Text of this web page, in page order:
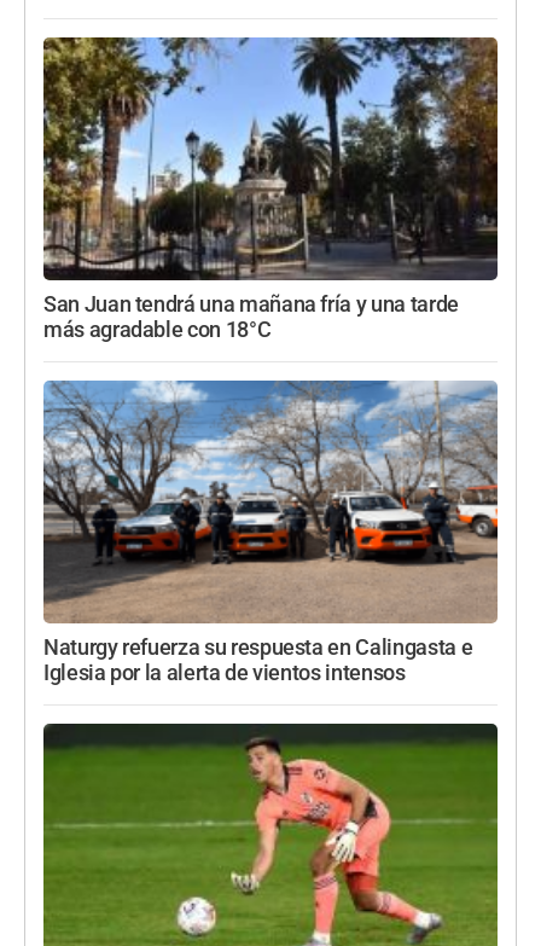
San Juan tendrá una mañana fría y una tarde
más agradable con 18°C
Naturgy refuerza su respuesta en Calingasta e
Iglesia por la alerta de vientos intensos